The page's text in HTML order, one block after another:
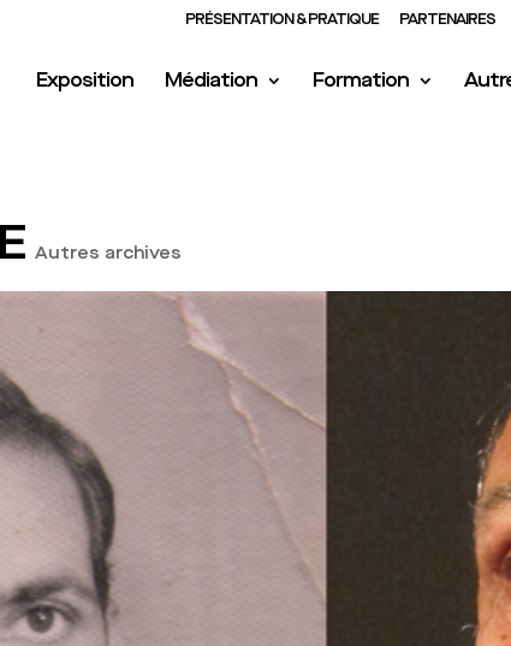
PRÉSENTATION & PRATIQUE PARTENAIRES
Exposition Médiation Formation
Autres archives